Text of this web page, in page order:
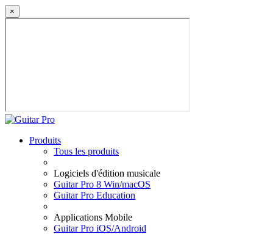
×
Produits
Tous les produits
Logiciels d'édition musicale
Guitar Pro 8 Win/macOS
Guitar Pro Education
Applications Mobile
Guitar Pro iOS/Android